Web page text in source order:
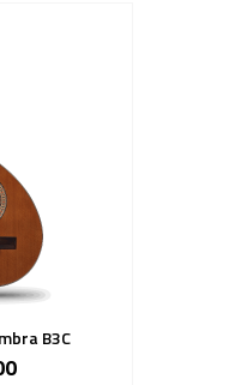
B3C